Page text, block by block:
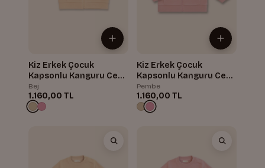
Kiz Erkek Çocuk
Kapsonlu Kanguru Cepli
Polar Ceket
Bej
1.160,00 TL
Kiz Erkek Çocuk
Kapsonlu Kanguru Cepli
Polar Ceket
Pembe
1.160,00 TL